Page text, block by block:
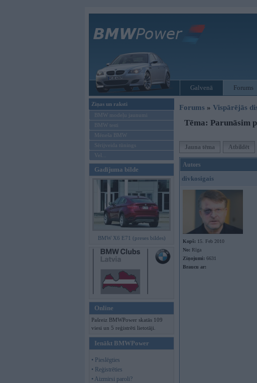
Galvenā Forums
Ziņas un raksti
BMW modeļu jaunumi
BMW testi
Mēneša BMW
Sērijveida tūnings
Vel...
Gadījuma bilde
BMW X6 E71 (preses bildes)
Online
Pašreiz BMWPower skatās 109
viesi un 5 reģistrēti lietotāji.
Ienākt BMWPower
• Pieslēgties
• Reģistrēties
• Aizmirsi paroli?
Forums » Vispārējās
Tēma: Parunāsim
Jauna tēma Atbildēt
Autors
divkosigais
Kopš: 15. Feb 2010
No: Rīga
Ziņojumi: 6631
Braucu ar: